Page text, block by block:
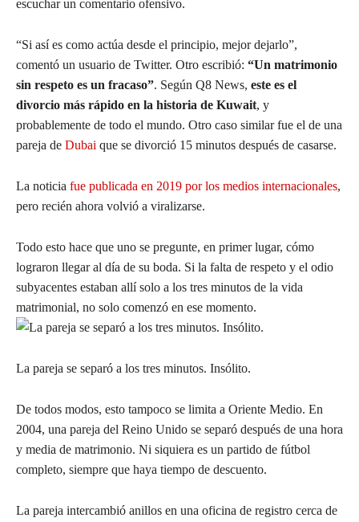
escuchar un comentario ofensivo.
“Si así es como actúa desde el principio, mejor dejarlo”,
comentó un usuario de Twitter. Otro escribió: “Un matrimonio
sin respeto es un fracaso”. Según Q8 News, este es el
divorcio más rápido en la historia de Kuwait, y
probablemente de todo el mundo. Otro caso similar fue el de una
pareja de Dubai que se divorció 15 minutos después de casarse.
La noticia fue publicada en 2019 por los medios internacionales,
pero recién ahora volvió a viralizarse.
Todo esto hace que uno se pregunte, en primer lugar, cómo
lograron llegar al día de su boda. Si la falta de respeto y el odio
subyacentes estaban allí solo a los tres minutos de la vida
matrimonial, no solo comenzó en ese momento.
La pareja se separó a los tres minutos. Insólito.
De todos modos, esto tampoco se limita a Oriente Medio. En
2004, una pareja del Reino Unido se separó después de una hora
y media de matrimonio. Ni siquiera es un partido de fútbol
completo, siempre que haya tiempo de descuento.
La pareja intercambió anillos en una oficina de registro cerca de